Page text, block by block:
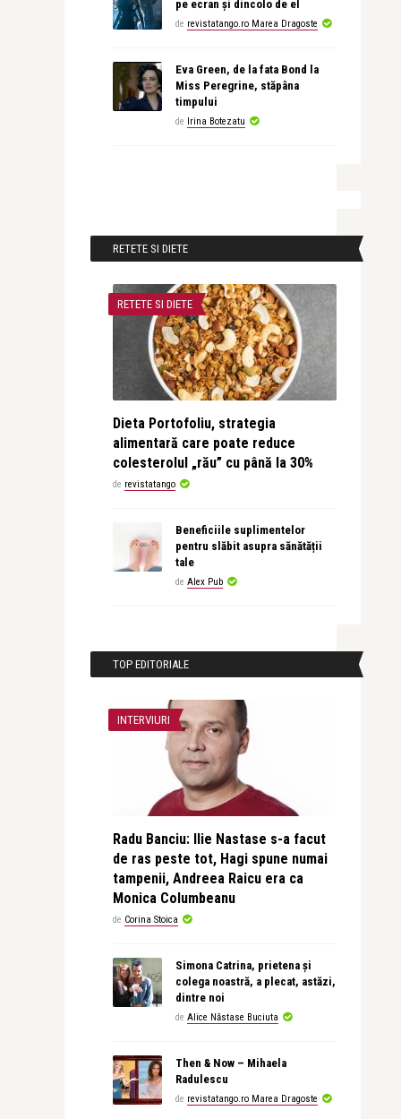
pe ecran și dincolo de el
de revistatango.ro Marea Dragoste
Eva Green, de la fata Bond la
Miss Peregrine, stăpâna
timpului
de Irina Botezatu
RETETE SI DIETE
RETETE SI DIETE
Dieta Portofoliu, strategia
alimentară care poate reduce
colesterolul „rău” cu până la 30%
de revistatango
Beneficiile suplimentelor
pentru slăbit asupra sănătății
tale
de Alex Pub
TOP EDITORIALE
INTERVIURI
Radu Banciu: Ilie Nastase s-a facut
de ras peste tot, Hagi spune numai
tampenii, Andreea Raicu era ca
Monica Columbeanu
de Corina Stoica
Simona Catrina, prietena și
colega noastră, a plecat, astăzi,
dintre noi
de Alice Năstase Buciuta
Then & Now – Mihaela
Radulescu
de revistatango.ro Marea Dragoste